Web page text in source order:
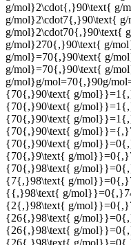
g/mol}2\cdot{,}90\text{ g/
g/mol}2\cdot7{,}90\text{
g/mol}2\cdot70{,}90\text{
g/mol}270{,}90\text{ g/
g/mol}=70{,}90\text{ g/
g/mol}=70{,}90\text{ g/
g/mol}g/mol=70{,}90g/
{70{,}90\text{ g/
{70{,}90\text{ g/
{70{,}90\text{ g/
{70{,}90\text{ g/
{70{,}90\text{ g/
{70{,}9\text{ g/
{70{,}98\text{ g/
{7{,}98\text{ g/
{{,}98\text{ g/
{2{,}98\text{ g/
{26{,}98\text{ g/
{26{,}98\text{ g/